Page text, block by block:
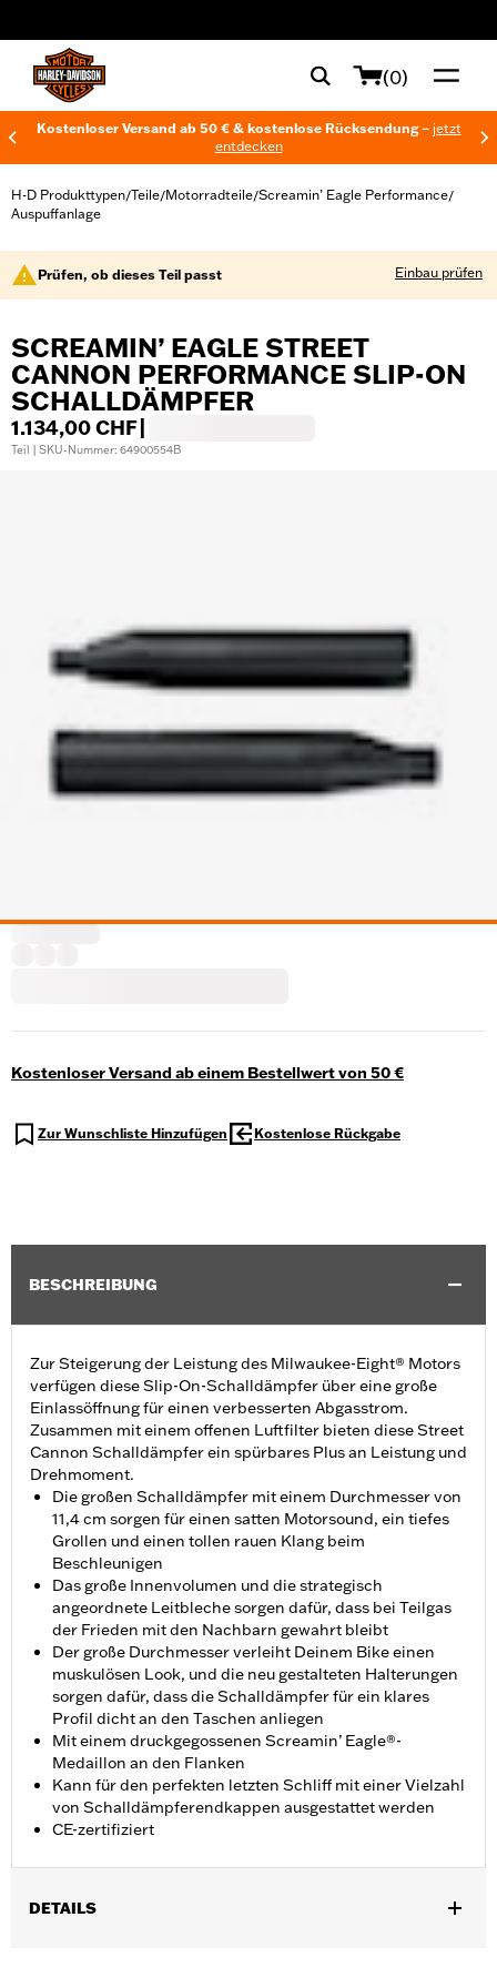
(0)
Kostenloser Versand ab 50 € & kostenlose Rücksendung – jetzt
entdecken
H-D Produkttypen/Teile/Motorradteile/Screamin’ Eagle Performance/
Auspuffanlage
Prüfen, ob dieses Teil passt Einbau prüfen
SCREAMIN’ EAGLE STREET
CANNON PERFORMANCE SLIP-ON
SCHALLDÄMPFER
1.134,00 CHF
Teil | SKU-Nummer: 64900554B
Kostenloser Versand ab einem Bestellwert von 50 €
Zur Wunschliste Hinzufügen Kostenlose Rückgabe
BESCHREIBUNG
Zur Steigerung der Leistung des Milwaukee-Eight® Motors
verfügen diese Slip-On-Schalldämpfer über eine große
Einlassöffnung für einen verbesserten Abgasstrom.
Zusammen mit einem offenen Luftfilter bieten diese Street
Cannon Schalldämpfer ein spürbares Plus an Leistung und
Drehmoment.
Die großen Schalldämpfer mit einem Durchmesser von
11,4 cm sorgen für einen satten Motorsound, ein tiefes
Grollen und einen tollen rauen Klang beim
Beschleunigen
Das große Innenvolumen und die strategisch
angeordnete Leitbleche sorgen dafür, dass bei Teilgas
der Frieden mit den Nachbarn gewahrt bleibt
Der große Durchmesser verleiht Deinem Bike einen
muskulösen Look, und die neu gestalteten Halterungen
sorgen dafür, dass die Schalldämpfer für ein klares
Profil dicht an den Taschen anliegen
Mit einem druckgegossenen Screamin’ Eagle®-
Medaillon an den Flanken
Kann für den perfekten letzten Schliff mit einer Vielzahl
von Schalldämpferendkappen ausgestattet werden
CE-zertifiziert
DETAILS